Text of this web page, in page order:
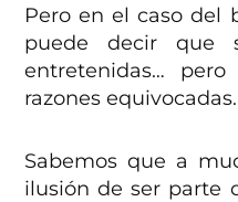
Pero en el caso del
puede decir que
entretenidas…
razones equivocadas.
Sabemos que a
ilusión de ser parte